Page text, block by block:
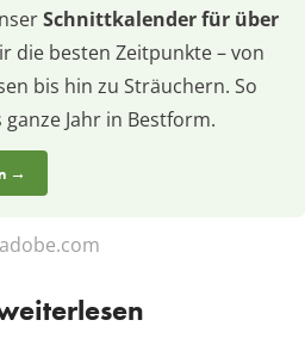
Schnittkalender für über
die besten Zeitpunkte – von
bis hin zu Sträuchern. So
Jahr in Bestform.
→